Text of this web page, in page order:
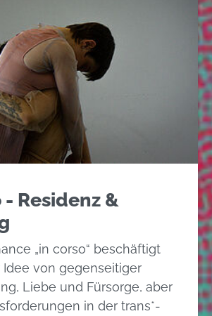
Residenz &
„in corso“ beschäftigt
von gegenseitiger
Liebe und Fürsorge, aber
in der trans*-